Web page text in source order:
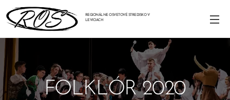
REGIONÁLNE OSVETOVÉ STREDISKO V
LEVICIACH
FOLKLÓR 2020